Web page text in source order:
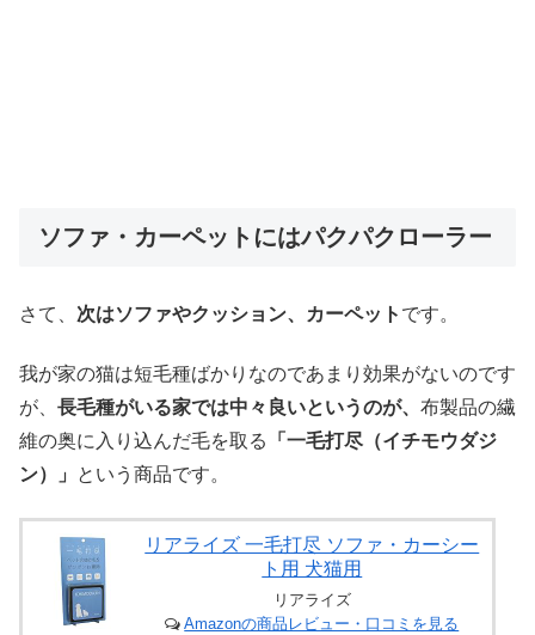
ソファ・カーペットにはパクパクローラー
さて、 次はソファやクッション、カーペット です。
我が家の猫は短毛種ばかりなのであまり効果がないのです
が、 長毛種がいる家では中々良いというのが、 布製品の繊
維の奥に入り込んだ毛を取る
「一毛打尽（イチモウダジ
ン）」
という商品です。
リアライズ 一毛打尽 ソファ・カーシー
ト用 犬猫用
リアライズ
Amazonの商品レビュー・口コミを見る